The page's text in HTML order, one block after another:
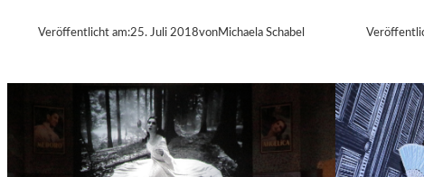
T
A
T
E
R
T
Veröffentlicht am:25. Juli 2018vonMichaela Schabel